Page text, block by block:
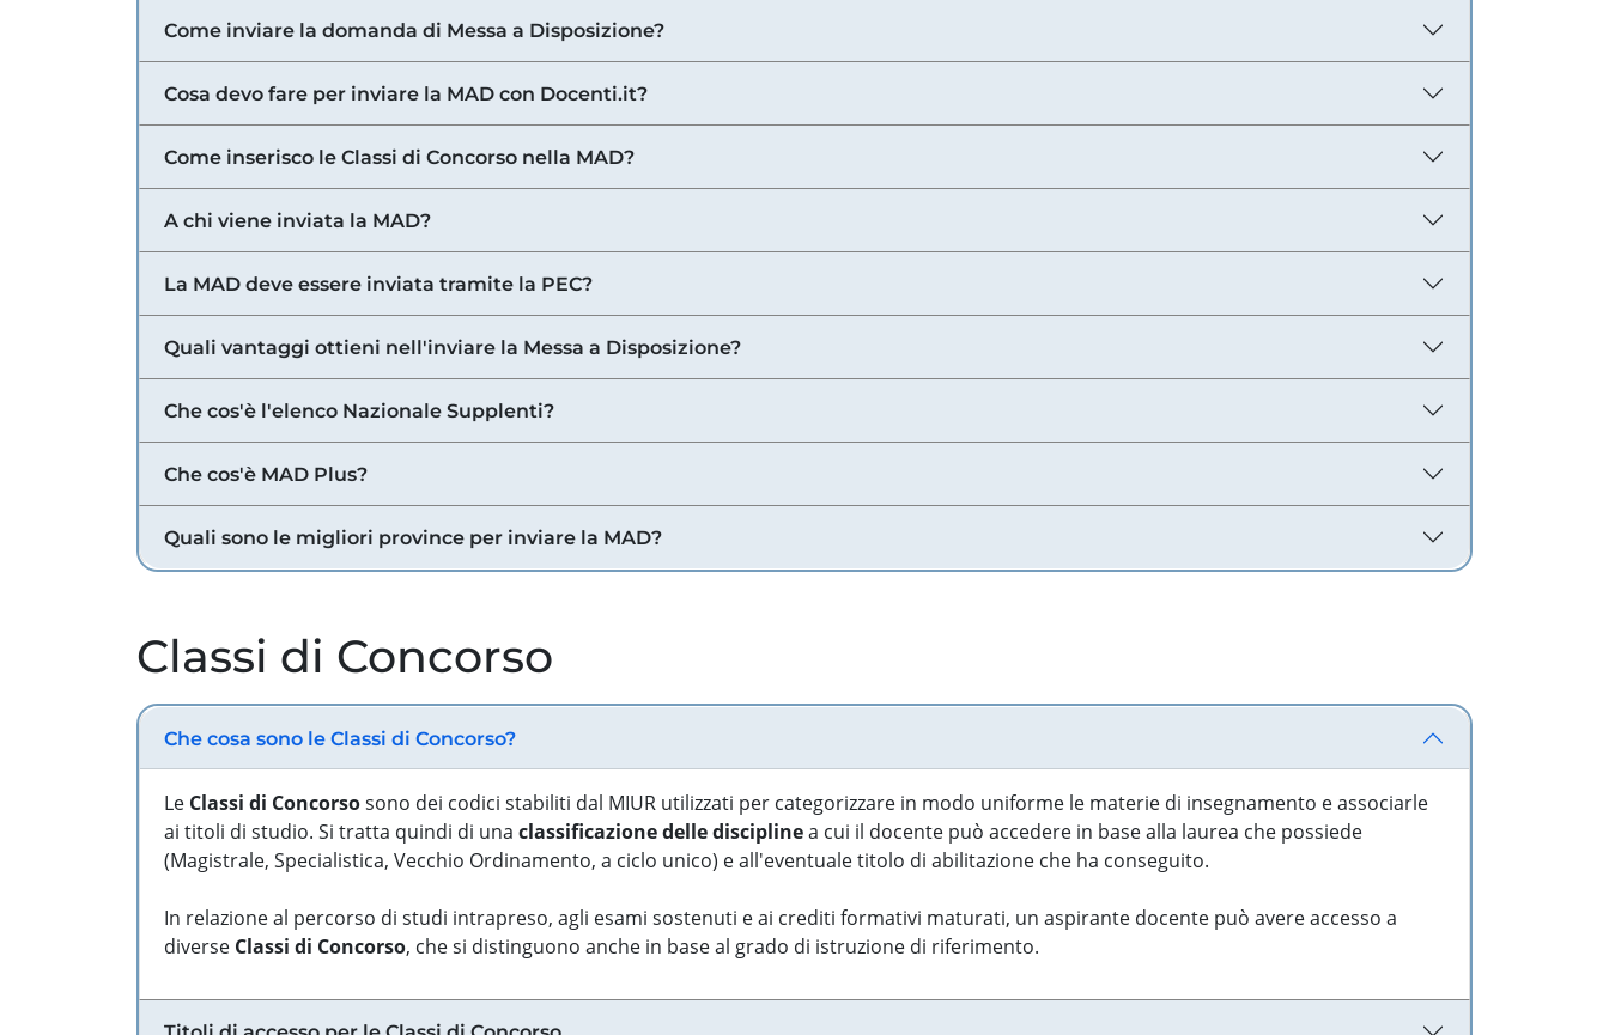
Come inviare la domanda di Messa a Disposizione?
Cosa devo fare per inviare la MAD con Docenti.it?
Come inserisco le Classi di Concorso nella MAD?
A chi viene inviata la MAD?
La MAD deve essere inviata tramite la PEC?
Quali vantaggi ottieni nell'inviare la Messa a Disposizione?
Che cos'è l'elenco Nazionale Supplenti?
Che cos'è MAD Plus?
Quali sono le migliori province per inviare la MAD?
Classi di Concorso
Che cosa sono le Classi di Concorso?
Le Classi di Concorsosono dei codici stabiliti dal MIUR utilizzati per categorizzare in modo uniforme le materie di insegnamento e associarle
ai titoli di studio. Si tratta quindi di una classificazione delle disciplinea cui il docente può accedere in base alla laurea che possiede
(Magistrale, Specialistica, Vecchio Ordinamento, a ciclo unico) e all'eventuale titolo di abilitazione che ha conseguito.
In relazione al percorso di studi intrapreso, agli esami sostenuti e ai crediti formativi maturati, un aspirante docente può avere accesso a
diverse Classi di Concorso, che si distinguono anche in base al grado di istruzione di riferimento.